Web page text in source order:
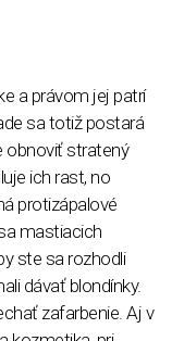
a právom jej patrí
sa totiž postará
obnoviť stratený
ich rast, no
protizápalové
mastiacich
ste sa rozhodli
dávať blondínky.
zafarbenie. Aj v